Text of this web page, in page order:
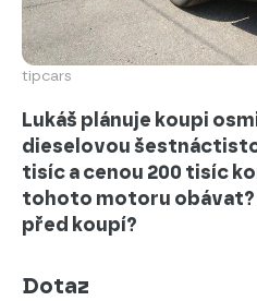
tipcars
Lukáš plánuje koupi
dieselovou
tisíc a cenou 200 tisíc
tohoto motoru
před koupí?
Dotaz